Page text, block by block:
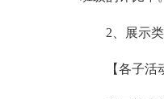
2、展示
【各子活